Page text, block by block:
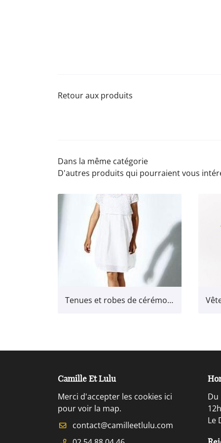
Retour aux produits
Dans la même catégorie
D'autres produits qui pourraient vous
Tenues et robes de cérémonie
Camille Et Lulu
Merci d'accepter les cookies ici
pour voir la map.
Du
Le